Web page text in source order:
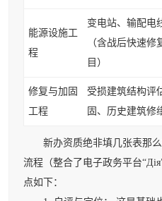
能源设施工
程
变电站、输配电
（含战后快速修
目）
修复与加固
工程
受损建筑结构评
固、历史建筑修
新办资质绝非填几张表那么
流程（整合了电子政务平台
点如下：